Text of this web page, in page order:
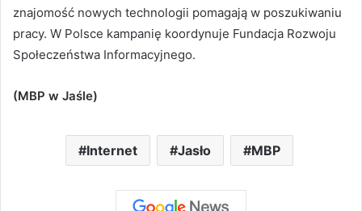
znajomość nowych technologii pomagają w poszukiwaniu
pracy. W Polsce kampanię koordynuje Fundacja Rozwoju
Społeczeństwa Informacyjnego.
(MBP w Jaśle)
Internet Jasło MBP